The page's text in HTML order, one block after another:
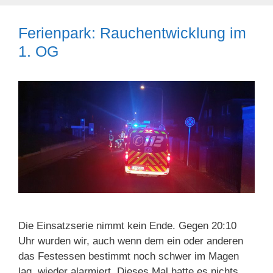
Ferienpark: Rauchentwicklung im
1. OG
Die Einsatzserie nimmt kein Ende. Gegen 20:10
Uhr wurden wir, auch wenn dem ein oder anderen
das Festessen bestimmt noch schwer im Magen